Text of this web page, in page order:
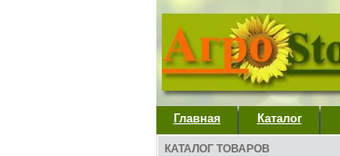
Главная Каталог
КАТАЛОГ ТОВАРОВ